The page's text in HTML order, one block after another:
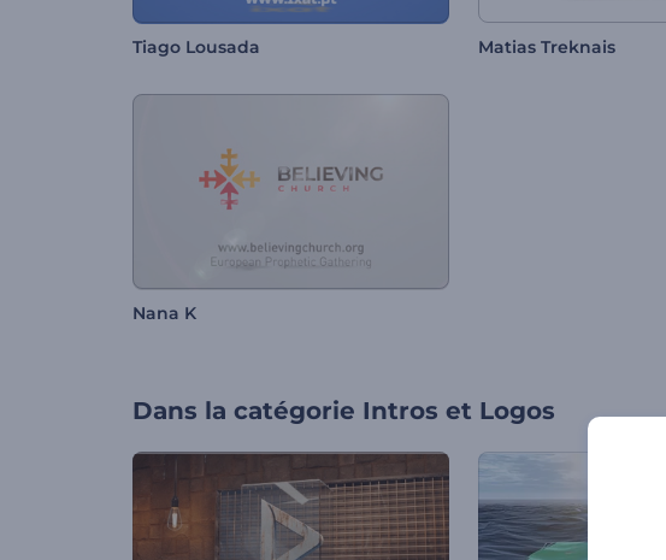
Tiago Lousada Matias Treknais
Nana K
Dans la catégorie Intros et Logos